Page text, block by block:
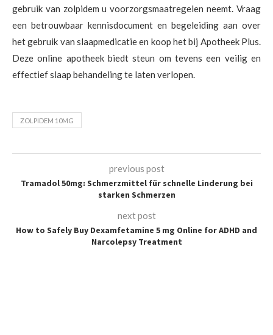
gebruik van zolpidem u voorzorgsmaatregelen neemt. Vraag
een betrouwbaar kennisdocument en begeleiding aan over
het gebruik van slaapmedicatie en koop het bij Apotheek Plus.
Deze online apotheek biedt steun om tevens een veilig en
effectief slaap behandeling te laten verlopen.
ZOLPIDEM 10MG
previous post
Tramadol 50mg: Schmerzmittel für schnelle Linderung bei
starken Schmerzen
next post
How to Safely Buy Dexamfetamine 5 mg Online for ADHD and
Narcolepsy Treatment